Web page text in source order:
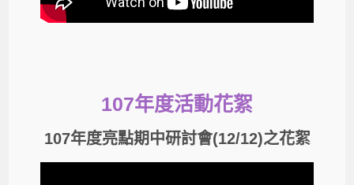
107年度活動花絮
107年度亮點期中研討會(12/12)之花絮